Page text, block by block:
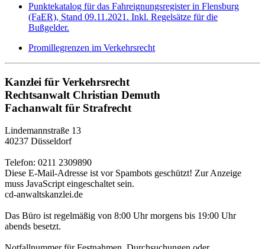
Punktekatalog für das Fahreignungsregister in Flensburg
(FaER), Stand 09.11.2021. Inkl. Regelsätze für die
Bußgelder.
Promillegrenzen im Verkehrsrecht
Kanzlei für Verkehrsrecht
Rechtsanwalt Christian Demuth
Fachanwalt für Strafrecht
Lindemannstraße 13
40237 Düsseldorf
Telefon: 0211 2309890
Diese E-Mail-Adresse ist vor Spambots geschützt! Zur Anzeige
muss JavaScript eingeschaltet sein.
cd-anwaltskanzlei.de
Das Büro ist regelmäßig von 8:00 Uhr morgens bis 19:00 Uhr
abends besetzt.